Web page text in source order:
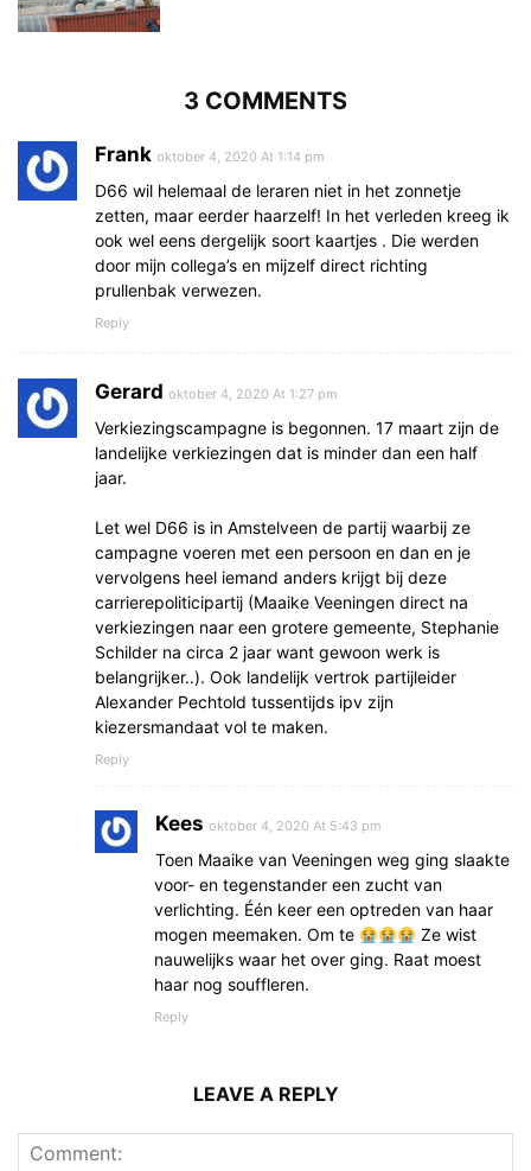
3 COMMENTS
Frank oktober 4, 2020 At 1:14 pm
D66 wil helemaal de leraren niet in het zonnetje
zetten, maar eerder haarzelf! In het verleden kreeg ik
ook wel eens dergelijk soort kaartjes . Die werden
door mijn collega’s en mijzelf direct richting
prullenbak verwezen.
Reply
Gerard oktober 4, 2020 At 1:27 pm
Verkiezingscampagne is begonnen. 17 maart zijn de
landelijke verkiezingen dat is minder dan een half
jaar.
Let wel D66 is in Amstelveen de partij waarbij ze
campagne voeren met een persoon en dan en je
vervolgens heel iemand anders krijgt bij deze
carrierepoliticipartij (Maaike Veeningen direct na
verkiezingen naar een grotere gemeente, Stephanie
Schilder na circa 2 jaar want gewoon werk is
belangrijker..). Ook landelijk vertrok partijleider
Alexander Pechtold tussentijds ipv zijn
kiezersmandaat vol te maken.
Reply
Kees oktober 4, 2020 At 5:43 pm
Toen Maaike van Veeningen weg ging slaakte
voor- en tegenstander een zucht van
verlichting. Één keer een optreden van haar
mogen meemaken. Om te
Ze wist
nauwelijks waar het over ging. Raat moest
haar nog souffleren.
Reply
LEAVE A REPLY